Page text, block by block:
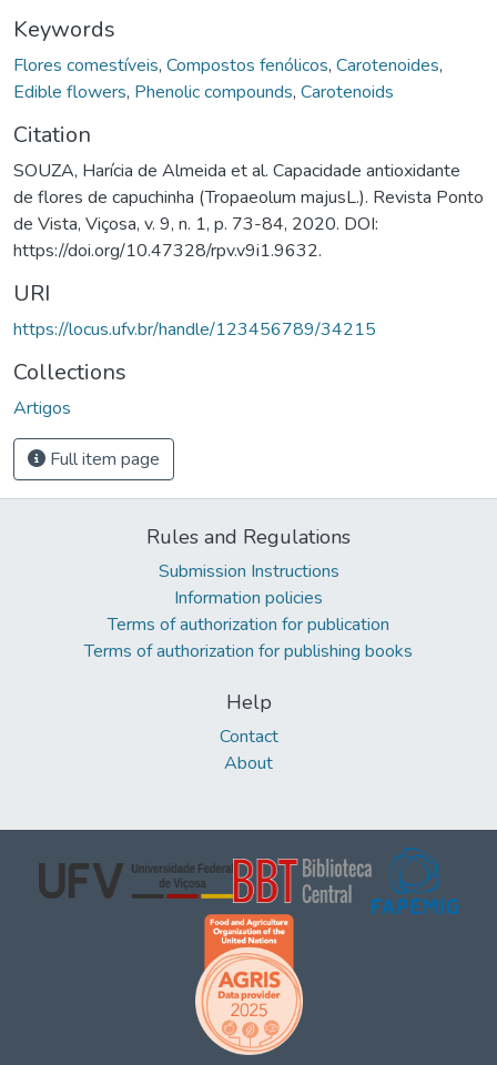
Keywords
Flores comestíveis, Compostos fenólicos, Carotenoides,
Edible flowers, Phenolic compounds, Carotenoids
Citation
SOUZA, Harícia de Almeida et al. Capacidade antioxidante
de flores de capuchinha (Tropaeolum majusL.). Revista Ponto
de Vista, Viçosa, v. 9, n. 1, p. 73-84, 2020. DOI:
https://doi.org/10.47328/rpv.v9i1.9632.
URI
https://locus.ufv.br/handle/123456789/34215
Collections
Artigos
Full item page
Rules and Regulations
Submission Instructions
Information policies
Terms of authorization for publication
Terms of authorization for publishing books
Help
Contact
About